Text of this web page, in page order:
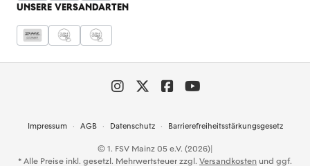
UNSERE VERSANDARTEN
Impressum AGB Datenschutz Barrierefreiheitsstärkungsgesetz
© 1. FSV Mainz 05 e.V. (2026)|
* Alle Preise inkl. gesetzl. Mehrwertsteuer zzgl. Versandkosten und ggf.